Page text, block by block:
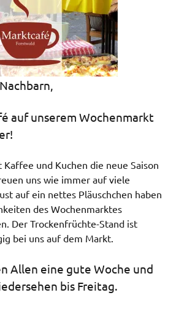
auf unserem Wochenmarkt
und Kuchen die neue Saison
uns wie immer auf viele
auf ein nettes Pläuschchen haben
des Wochenmarktes
Der Trockenfrüchte-Stand ist
bei uns auf dem Markt.
Allen eine gute Woche und
bis Freitag.